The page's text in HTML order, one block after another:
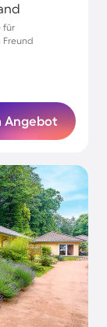
für
Freund
Angebot